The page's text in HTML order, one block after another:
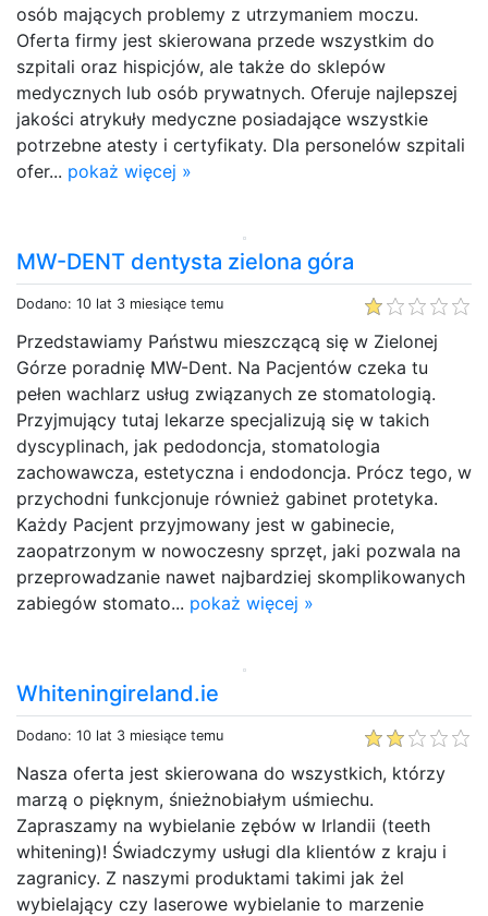
osób mających problemy z utrzymaniem moczu.
Oferta firmy jest skierowana przede wszystkim do
szpitali oraz hispicjów, ale także do sklepów
medycznych lub osób prywatnych. Oferuje najlepszej
jakości atrykuły medyczne posiadające wszystkie
potrzebne atesty i certyfikaty. Dla personelów szpitali
ofer... pokaż więcej »
MW-DENT dentysta zielona góra
Dodano: 10 lat 3 miesiące temu
Przedstawiamy Państwu mieszczącą się w Zielonej
Górze poradnię MW-Dent. Na Pacjentów czeka tu
pełen wachlarz usług związanych ze stomatologią.
Przyjmujący tutaj lekarze specjalizują się w takich
dyscyplinach, jak pedodoncja, stomatologia
zachowawcza, estetyczna i endodoncja. Prócz tego, w
przychodni funkcjonuje również gabinet protetyka.
Każdy Pacjent przyjmowany jest w gabinecie,
zaopatrzonym w nowoczesny sprzęt, jaki pozwala na
przeprowadzanie nawet najbardziej skomplikowanych
zabiegów stomato... pokaż więcej »
Whiteningireland.ie
Dodano: 10 lat 3 miesiące temu
Nasza oferta jest skierowana do wszystkich, którzy
marzą o pięknym, śnieżnobiałym uśmiechu.
Zapraszamy na wybielanie zębów w Irlandii (teeth
whitening)! Świadczymy usługi dla klientów z kraju i
zagranicy. Z naszymi produktami takimi jak żel
wybielający czy laserowe wybielanie to marzenie